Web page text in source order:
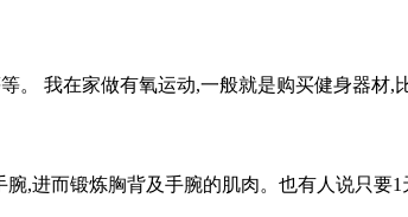
我在家做有氧运动,一般就是购买健身器材,
,进而锻炼胸背及手腕的肌肉。也有人说只要1